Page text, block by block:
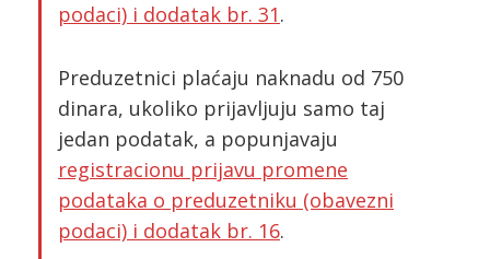
podaci) i dodatak br. 31.
Preduzetnici plaćaju naknadu od 750
dinara, ukoliko prijavljuju samo taj
jedan podatak, a popunjavaju
registracionu prijavu promene
podataka o preduzetniku (obavezni
podaci) i dodatak br. 16.